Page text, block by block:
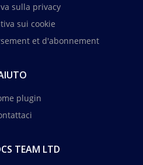
sulla privacy
sui cookie
et d'abonnement
plugin
TEAM LTD